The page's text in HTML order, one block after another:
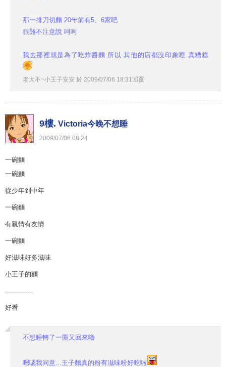
那一排刀切麵 20年前有5、6家吧
很難不注意說 呵呵
我去那裡就是為了吃炸醬麵 所以 其他的店都沒印象哩 真糟糕
老大不~小王子安安 於 2009/07/06 18:31 回覆
9樓. Victoria今晚不想睡
2009/07/06 08:24
一碗麵
一碗麵
從少年到中年
一碗麵
有親情有友情
一碗麵
好滋味好多滋味
小王子的麵
..............
好看
不想睡轉了一圈又回來嚕
嗯嗯我同意...王子麵真的粉有滋味粉好吃啦